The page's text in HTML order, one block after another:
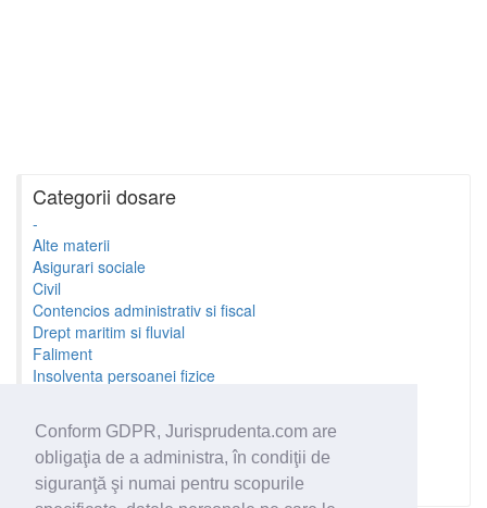
Conform GDPR, Jurisprudenta.com are
obligaţia de a administra, în condiţii de
siguranţă şi numai pentru scopurile
Categorii dosare
-
Alte materii
Asigurari sociale
Civil
Contencios administrativ si fiscal
Drept maritim si fluvial
Faliment
Insolventa persoanei fizice
Minori si familie
Penal
Proprietate Intelectuala